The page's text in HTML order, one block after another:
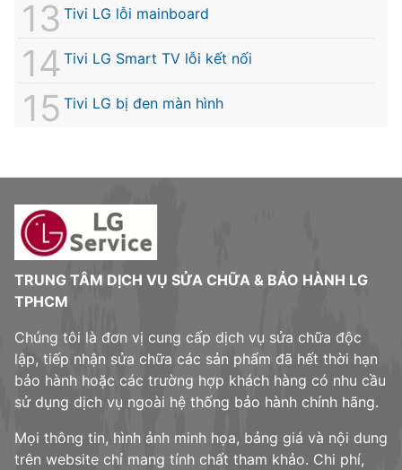
Tivi LG lỗi mainboard
Tivi LG Smart TV lỗi kết nối
Tivi LG bị đen màn hình
TRUNG TÂM DỊCH VỤ SỬA CHỮA & BẢO HÀNH LG
TPHCM
Chúng tôi là đơn vị cung cấp dịch vụ sửa chữa độc
lập, tiếp nhận sửa chữa các sản phẩm đã hết thời hạn
bảo hành hoặc các trường hợp khách hàng có nhu cầu
sử dụng dịch vụ ngoài hệ thống bảo hành chính hãng.
Mọi thông tin, hình ảnh minh họa, bảng giá và nội dung
trên website chỉ mang tính chất tham khảo. Chi phí,